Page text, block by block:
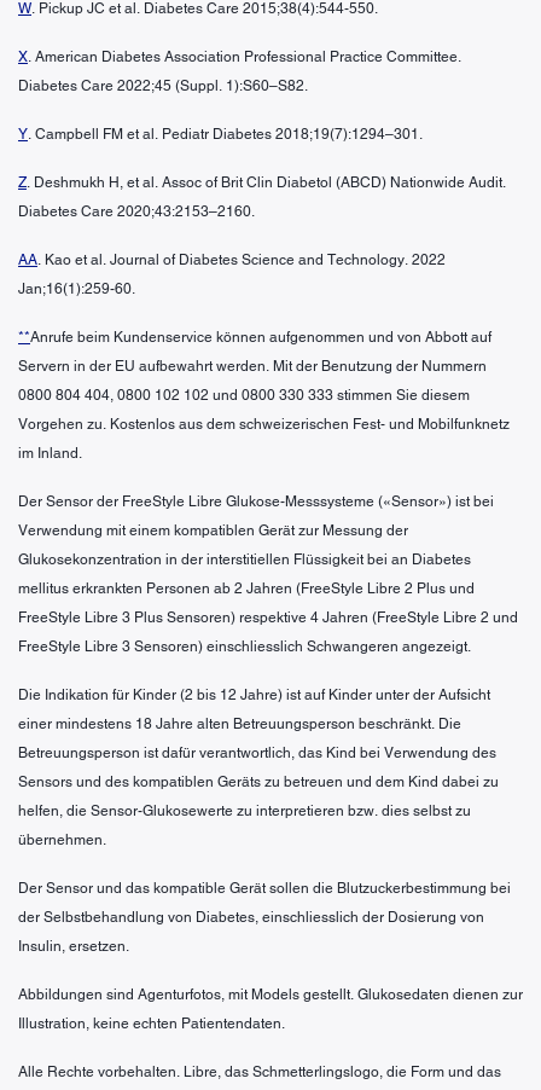
W. Pickup JC et al. Diabetes Care 2015;38(4):544-550.
X. American Diabetes Association Professional Practice Committee.
Diabetes Care 2022;45 (Suppl. 1):S60–S82.
Y. Campbell FM et al. Pediatr Diabetes 2018;19(7):1294–301.
Z. Deshmukh H, et al. Assoc of Brit Clin Diabetol (ABCD) Nationwide Audit.
Diabetes Care 2020;43:2153–2160.
AA. Kao et al. Journal of Diabetes Science and Technology. 2022
Jan;16(1):259-60.
**Anrufe beim Kundenservice können aufgenommen und von Abbott auf
Servern in der EU aufbewahrt werden. Mit der Benutzung der Nummern
0800 804 404, 0800 102 102 und 0800 330 333 stimmen Sie diesem
Vorgehen zu. Kostenlos aus dem schweizerischen Fest- und Mobilfunknetz
im Inland.
Der Sensor der FreeStyle Libre Glukose-Messsysteme («Sensor») ist bei
Verwendung mit einem kompatiblen Gerät zur Messung der
Glukosekonzentration in der interstitiellen Flüssigkeit bei an Diabetes
mellitus erkrankten Personen ab 2 Jahren (FreeStyle Libre 2 Plus und
FreeStyle Libre 3 Plus Sensoren) respektive 4 Jahren (FreeStyle Libre 2 und
FreeStyle Libre 3 Sensoren) einschliesslich Schwangeren angezeigt.
Die Indikation für Kinder (2 bis 12 Jahre) ist auf Kinder unter der Aufsicht
einer mindestens 18 Jahre alten Betreuungsperson beschränkt. Die
Betreuungsperson ist dafür verantwortlich, das Kind bei Verwendung des
Sensors und des kompatiblen Geräts zu betreuen und dem Kind dabei zu
helfen, die Sensor-Glukosewerte zu interpretieren bzw. dies selbst zu
übernehmen.
Der Sensor und das kompatible Gerät sollen die Blutzuckerbestimmung bei
der Selbstbehandlung von Diabetes, einschliesslich der Dosierung von
Insulin, ersetzen.
Abbildungen sind Agenturfotos, mit Models gestellt. Glukosedaten dienen zur
Illustration, keine echten Patientendaten.
Alle Rechte vorbehalten. Libre, das Schmetterlingslogo, die Form und das